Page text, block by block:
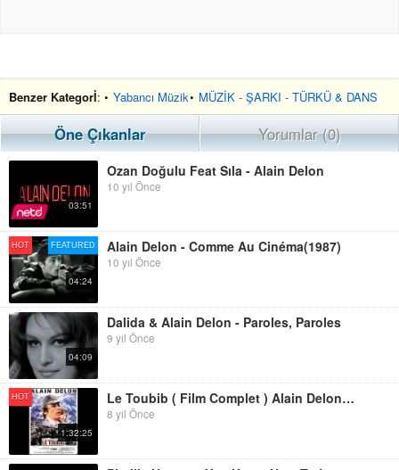
Benzer Kategorİ: • Yabancı Müzik• MÜZİK - ŞARKI - TÜRKÜ & DANS
Öne Çıkanlar Yorumlar (0)
03:51
Ozan Doğulu Feat Sıla - Alain Delon
10 yıl Önce
HOT FEATURED
04:24
Alain Delon - Comme Au Cinéma(1987)
10 yıl Önce
04:09
Dalida & Alain Delon - Paroles, Paroles
9 yıl Önce
HOT
1:32:25
Le Toubib ( Film Complet ) Alain Delon Bernard Giraudeau Veronique Jannot 1979
8 yıl Önce